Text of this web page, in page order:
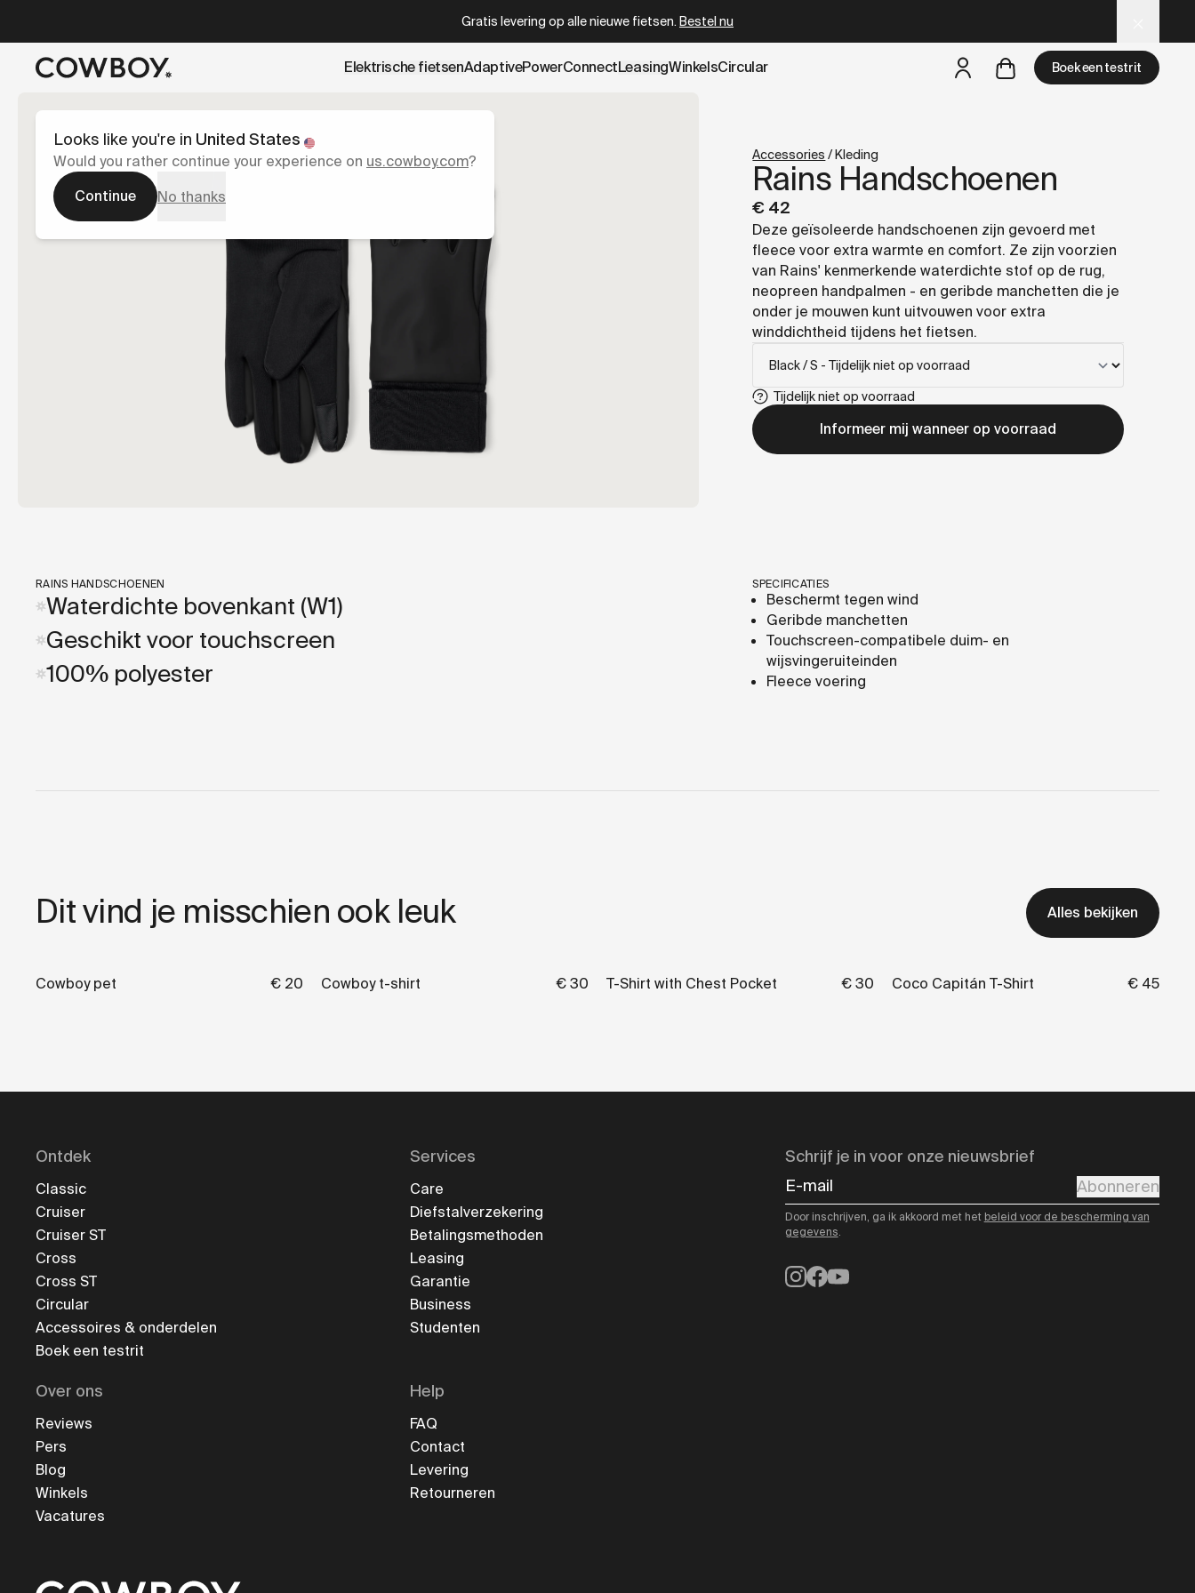
Gratis levering op alle nieuwe fietsen. Bestel nu
Elektrische fietsenAdaptivePowerConnectLeasingWinkelsCircular Boek een testrit
Rains Handschoenen
€ 42
Deze geïsoleerde handschoenen zijn gevoerd met
fleece voor extra warmte en comfort. Ze zijn voorzien
van Rains' kenmerkende waterdichte stof op de rug,
neopreen handpalmen - en geribde manchetten die je
onder je mouwen kunt uitvouwen voor extra
winddichtheid tijdens het fietsen.
Tijdelijk niet op voorraad
Informeer mij wanneer op voorraad
Accessories /Kleding
RAINS HANDSCHOENEN
Waterdichte bovenkant (W1)
Geschikt voor touchscreen
100% polyester
SPECIFICATIES
Beschermt tegen wind
Geribde manchetten
Touchscreen-compatibele duim- en
wijsvingeruiteinden
Fleece voering
Dit vind je misschien ook leuk Alles bekijken
Cowboy pet € 20 Cowboy t-shirt € 30 T-Shirt with Chest Pocket € 30 Coco Capitán T-Shirt € 45
Ontdek
Classic
Cruiser
Cruiser ST
Cross
Cross ST
Circular
Accessoires & onderdelen
Boek een testrit
Services
Care
Diefstalverzekering
Betalingsmethoden
Leasing
Garantie
Business
Studenten
Over ons
Reviews
Pers
Blog
Winkels
Vacatures
Help
FAQ
Contact
Levering
Retourneren
Schrijf je in voor onze nieuwsbrief
E-mail
Abonneren
Door inschrijven, ga ik akkoord met het beleid voor de bescherming van
gegevens.
Instagram
Facebook
YouTube
Looks like you're in United States
Would you rather continue your experience on us.cowboy.com?
Continue
No thanks